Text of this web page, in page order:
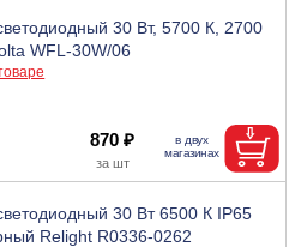
30 Вт, 5700 К, 2700
WFL-30W/06
870 ₽
30 Вт 6500 К IP65
Relight R0336-0262